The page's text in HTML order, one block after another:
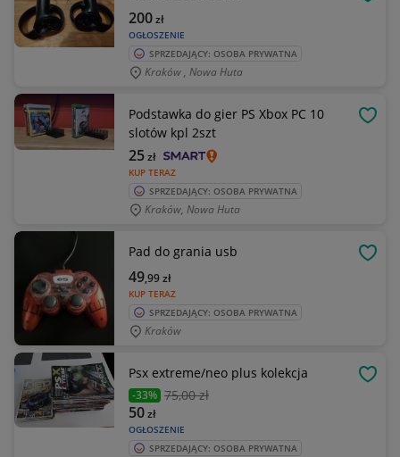
OGŁOSZENIE
200zł
SPRZEDAJĄCY: OSOBA PRYWATNA
Kraków , Nowa Huta
Podstawka do gier PS Xbox PC 10
slotów kpl 2szt
KUP TERAZ
25zł
SPRZEDAJĄCY: OSOBA PRYWATNA
Kraków, Nowa Huta
Pad do grania usb
KUP TERAZ
49,99zł
SPRZEDAJĄCY: OSOBA PRYWATNA
Kraków
Psx extreme/neo plus kolekcja
-33% 75,00 zł
OGŁOSZENIE
50zł
SPRZEDAJĄCY: OSOBA PRYWATNA